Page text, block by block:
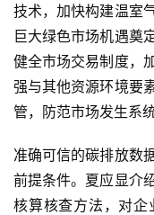
技术，加快构建温室
巨大绿色市场机遇奠
健全市场交易制度，
强与其他资源环境要
管，防范市场发生系
准确可信的碳排放数
前提条件。夏应显介
核算核查方法，对企